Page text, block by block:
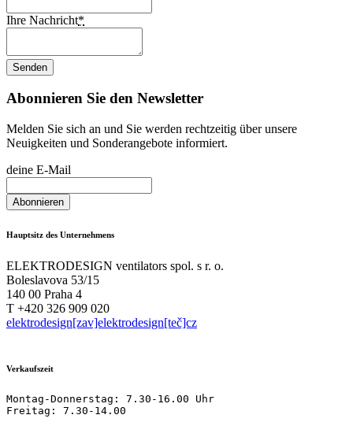
Ihre Nachricht*
Abonnieren Sie den Newsletter
Melden Sie sich an und Sie werden rechtzeitig über unsere
Neuigkeiten und Sonderangebote informiert.
deine E-Mail
Hauptsitz des Unternehmens
ELEKTRODESIGN ventilators spol. s r. o.
Boleslavova 53/15
140 00 Praha 4
T +420 326 909 020
elektrodesign[zav]elektrodesign[teč]cz
Verkaufszeit
Montag-Donnerstag: 7.30-16.00 Uhr
Freitag: 7.30-14.00